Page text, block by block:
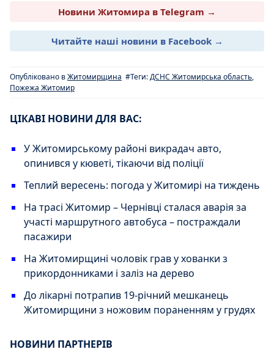
Новини Житомира в Telegram →
Читайте наші новини в Facebook →
Опубліковано вЖитомирщина #Теги:ДСНС Житомирська область,
Пожежа Житомир
ЦІКАВІ НОВИНИ ДЛЯ ВАС:
У Житомирському районі викрадач авто,
опинився у кюветі, тікаючи від поліції
Теплий вересень: погода у Житомирі на тиждень
На трасі Житомир – Чернівці сталася аварія за
участі маршрутного автобуса – постраждали
пасажири
На Житомирщині чоловік грав у хованки з
прикордонниками і заліз на дерево
До лікарні потрапив 19-річний мешканець
Житомирщини з ножовим пораненням у грудях
НОВИНИ ПАРТНЕРІВ